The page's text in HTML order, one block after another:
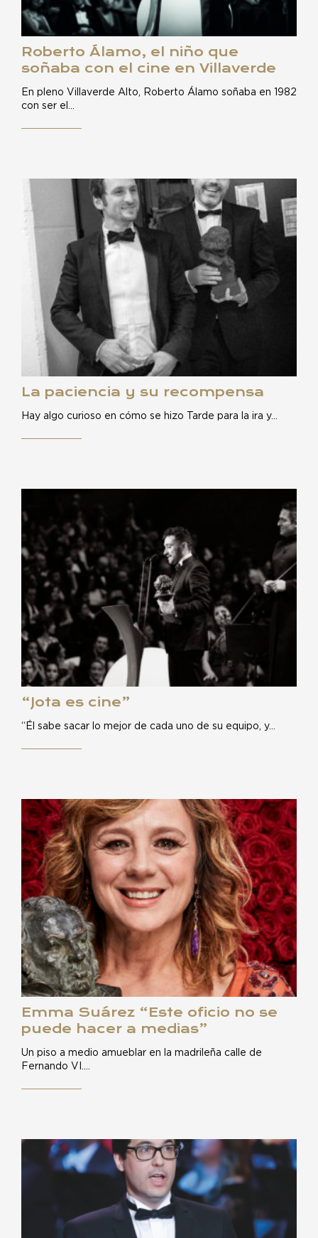
Roberto Álamo, el niño que
soñaba con el cine en Villaverde
En pleno Villaverde Alto, Roberto Álamo soñaba en 1982
con ser el…
La paciencia y su recompensa
Hay algo curioso en cómo se hizo Tarde para la ira y…
“Jota es cine”
“Él sabe sacar lo mejor de cada uno de su equipo, y…
Emma Suárez “Este oficio no se
puede hacer a medias”
Un piso a medio amueblar en la madrileña calle de
Fernando VI.…